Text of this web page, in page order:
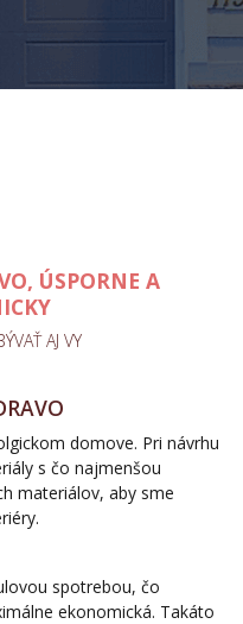
ÚSPORNE A
AJ VY
domove. Pri návrhu
s čo najmenšou
materiálov, aby sme
spotrebou, čo
ekonomická. Takáto